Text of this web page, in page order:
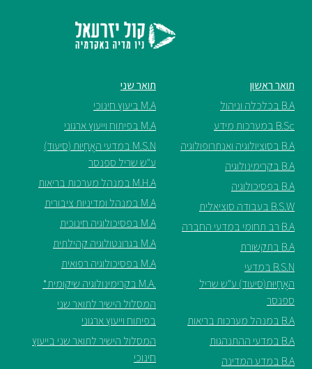
תואר ראשון
B.A בכלכלה וניהול
B.Sc במערכות מידע
B.A בסוציולוגיה ואנתרופולוגיה
B.A בקרימינולוגיה
B.A בפסיכולוגיה
B.S.W בעבודה סוציאלית
B.A רב תחומי במדעי החברה
B.A בתקשורת
B.S.N במדעי
האֲחָיוּת(סיעוד) ע"ש שריל
ספנסר
B.A במנהל מערכות בריאות
B.A במדעי ההתנהגות
B.A במדע המדינה
תואר שני
M.A ביעוץ חינוכי
M.A בפיתוח וייעוץ ארגוני
M.S.N במדעי האֲחָיוּת (סיעוד)
ע"ש שריל ספנסר
M.H.A במנהל מערכות בריאות
M.A במנהל ומדיניות ציבורית
M.A בפסיכולוגיה חינוכית
M.A בגרונטולוגיה קהילתית
M.A בפסיכולוגיה רפואית
.M.A בקרימינולוגיה שיקומית*
המסלול הישיר לתואר שני
בפיתוח וייעוץ ארגוני
המסלול הישיר לתואר שני בייעוץ
חינוכי